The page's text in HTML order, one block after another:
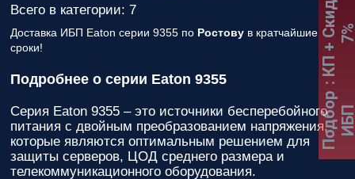
Всего в категории: 7
Доставка ИБП Eaton серии 9355 по Ростову в кратчайшие
сроки!
Подробнее о серии Eaton 9355
Серия Eaton 9355 – это источники бесперебойного
питания с двойным преобразованием напряжения,
которые являются оптимальным решением для
защиты серверов, ЦОД среднего размера и
телекоммуникационного оборудования.
Подбор
:
К
П
+
С
к
и
д
к
а
7